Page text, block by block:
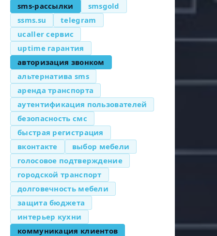
sms-рассылки
smsgold
ssms.su
telegram
ucaller сервис
uptime гарантия
авторизация звонком
альтернатива sms
аренда транспорта
аутентификация пользователей
безопасность смс
быстрая регистрация
вконтакте
выбор мебели
голосовое подтверждение
городской транспорт
долговечность мебели
защита бюджета
интерьер кухни
коммуникация клиентов